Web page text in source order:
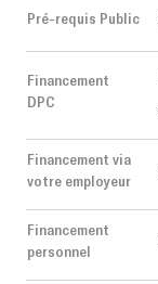
Pré-requis Public
Financement
DPC
Financement via
votre employeur
Financement
personnel